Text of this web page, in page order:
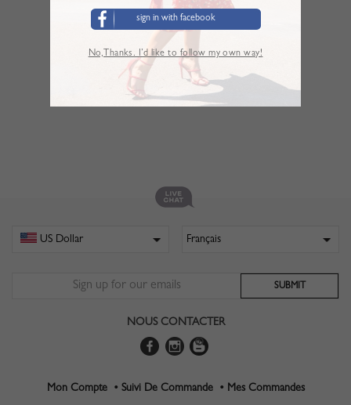
NOUS CONTACTER
Mon Compte • Suivi De Commande • Mes Commandes
sign in with facebook
No,Thanks. I’d like to follow my own way!